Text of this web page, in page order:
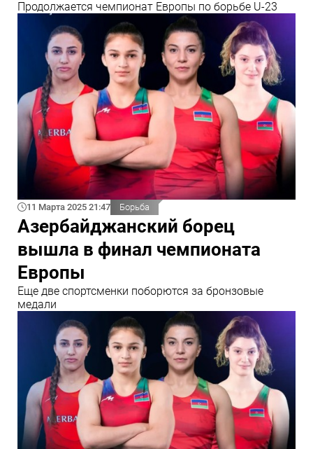
Продолжается чемпионат Европы по борьбе U-23
11 Марта 2025 21:47 Борьба
Азербайджанский борец
вышла в финал чемпионата
Европы
Еще две спортсменки поборются за бронзовые
медали